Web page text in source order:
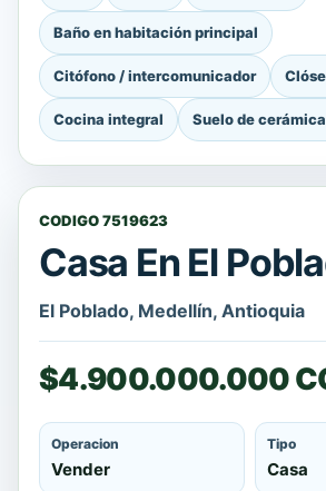
Baño en habitación principal
Citófono / intercomunicador
Cocina integral Suelo de
CODIGO 7519623
Casa En El
El Poblado, Medellín, Antioquia
$4.900.000.000
Operacion
Vender
Tipo
Casa